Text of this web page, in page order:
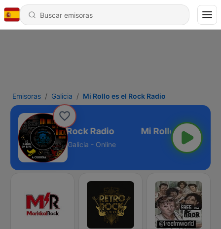
Emisoras Galicia Mi Rollo es el Rock Radio
Mi Rollo es el Rock Radio
Galicia - Online